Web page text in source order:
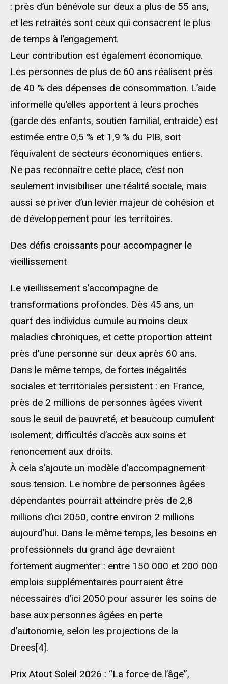
: près d’un bénévole sur deux a plus de 55 ans,
et les retraités sont ceux qui consacrent le plus
de temps à l’engagement.
Leur contribution est également économique.
Les personnes de plus de 60 ans réalisent près
de 40 % des dépenses de consommation. L’aide
informelle qu’elles apportent à leurs proches
(garde des enfants, soutien familial, entraide) est
estimée entre 0,5 % et 1,9 % du PIB, soit
l’équivalent de secteurs économiques entiers.
Ne pas reconnaître cette place, c’est non
seulement invisibiliser une réalité sociale, mais
aussi se priver d’un levier majeur de cohésion et
de développement pour les territoires.
Des défis croissants pour accompagner le
vieillissement
Le vieillissement s’accompagne de
transformations profondes. Dès 45 ans, un
quart des individus cumule au moins deux
maladies chroniques, et cette proportion atteint
près d’une personne sur deux après 60 ans.
Dans le même temps, de fortes inégalités
sociales et territoriales persistent : en France,
près de 2 millions de personnes âgées vivent
sous le seuil de pauvreté, et beaucoup cumulent
isolement, difficultés d’accès aux soins et
renoncement aux droits.
À cela s’ajoute un modèle d’accompagnement
sous tension. Le nombre de personnes âgées
dépendantes pourrait atteindre près de 2,8
millions d’ici 2050, contre environ 2 millions
aujourd’hui. Dans le même temps, les besoins en
professionnels du grand âge devraient
fortement augmenter : entre 150 000 et 200 000
emplois supplémentaires pourraient être
nécessaires d’ici 2050 pour assurer les soins de
base aux personnes âgées en perte
d’autonomie, selon les projections de la
Drees[4].
Prix Atout Soleil 2026 : “La force de l’âge”,